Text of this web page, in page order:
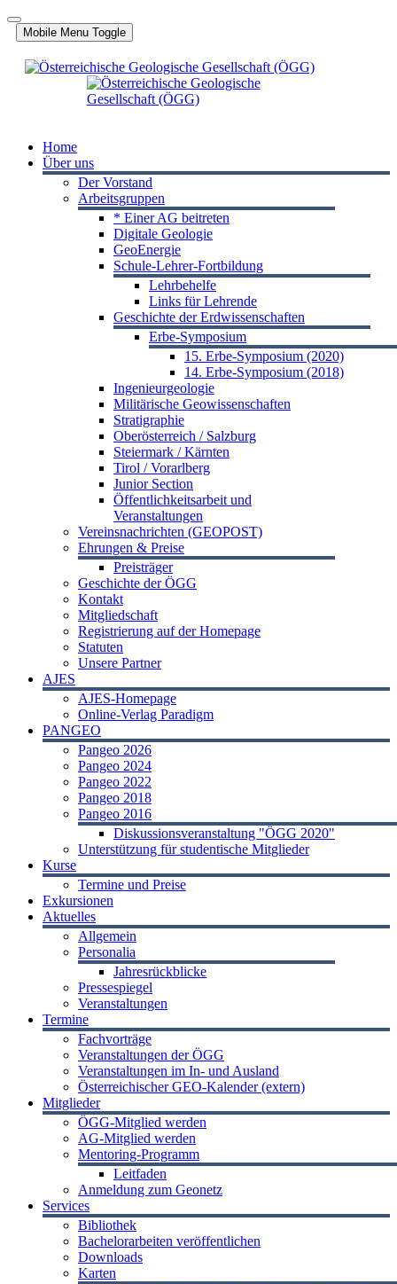
Mobile Menu Toggle
Home
Über uns
Der Vorstand
Arbeitsgruppen
* Einer AG beitreten
Digitale Geologie
GeoEnergie
Schule-Lehrer-Fortbildung
Lehrbehelfe
Links für Lehrende
Geschichte der Erdwissenschaften
Erbe-Symposium
15. Erbe-Symposium (2020)
14. Erbe-Symposium (2018)
Ingenieurgeologie
Militärische Geowissenschaften
Stratigraphie
Oberösterreich / Salzburg
Steiermark / Kärnten
Tirol / Vorarlberg
Junior Section
Öffentlichkeitsarbeit und
Veranstaltungen
Vereinsnachrichten (GEOPOST)
Ehrungen & Preise
Preisträger
Geschichte der ÖGG
Kontakt
Mitgliedschaft
Registrierung auf der Homepage
Statuten
Unsere Partner
AJES
AJES-Homepage
Online-Verlag Paradigm
PANGEO
Pangeo 2026
Pangeo 2024
Pangeo 2022
Pangeo 2018
Pangeo 2016
Diskussionsveranstaltung "ÖGG 2020"
Unterstützung für studentische Mitglieder
Kurse
Termine und Preise
Exkursionen
Aktuelles
Allgemein
Personalia
Jahresrückblicke
Pressespiegel
Veranstaltungen
Termine
Fachvorträge
Veranstaltungen der ÖGG
Veranstaltungen im In- und Ausland
Österreichischer GEO-Kalender (extern)
Mitglieder
ÖGG-Mitglied werden
AG-Mitglied werden
Mentoring-Programm
Leitfaden
Anmeldung zum Geonetz
Services
Bibliothek
Bachelorarbeiten veröffentlichen
Downloads
Karten
Jahr
Monat
Jahr
Monat